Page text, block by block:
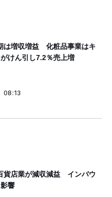
は増収増益 化粧品事業はキ
けん引し7.2％売上増
貨店業が減収減益 インバウ
響